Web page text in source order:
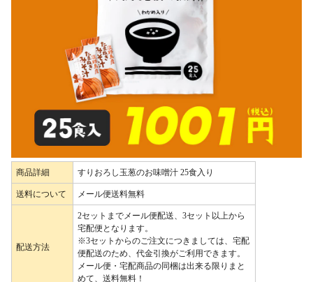
商品詳細 すりおろし玉葱のお味噌汁 25食入り
送料について メール便送料無料
配送方法
2セットまでメール便配送、3セット以上から
宅配便となります。
※3セットからのご注文につきましては、宅配
便配送のため、代金引換がご利用できます。
メール便・宅配商品の同梱は出来る限りまと
めて、送料無料！